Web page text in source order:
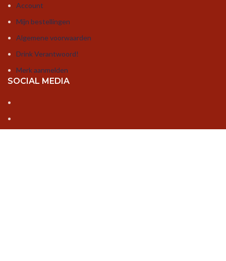
Account
Mijn bestellingen
Algemene voorwaarden
Drink Verantwoord!
Merk aanmelden
SOCIAL MEDIA